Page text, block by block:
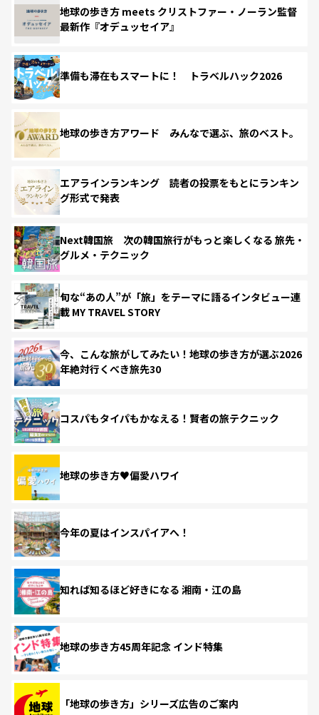
地球の歩き方 meets クリストファー・ノーラン監督
最新作『オデュッセイア』
準備も滞在もスマートに！ トラベルハック2026
地球の歩き方アワード みんなで選ぶ、旅のベスト。
エアラインランキング 読者の投票をもとにランキン
グ形式で発表
Next韓国旅 次の韓国旅行がもっと楽しくなる 旅先・
グルメ・テクニック
旬な“あの人”が「旅」をテーマに語るインタビュー連
載 MY TRAVEL STORY
今、こんな旅がしてみたい！地球の歩き方が選ぶ2026
年絶対行くべき旅先30
コスパもタイパもかなえる！賢者の旅テクニック
地球の歩き方♥偏愛ハワイ
今年の夏はインスパイアへ！
知れば知るほど好きになる 湘南・江の島
地球の歩き方45周年記念 インド特集
「地球の歩き方」シリーズ広告のご案内